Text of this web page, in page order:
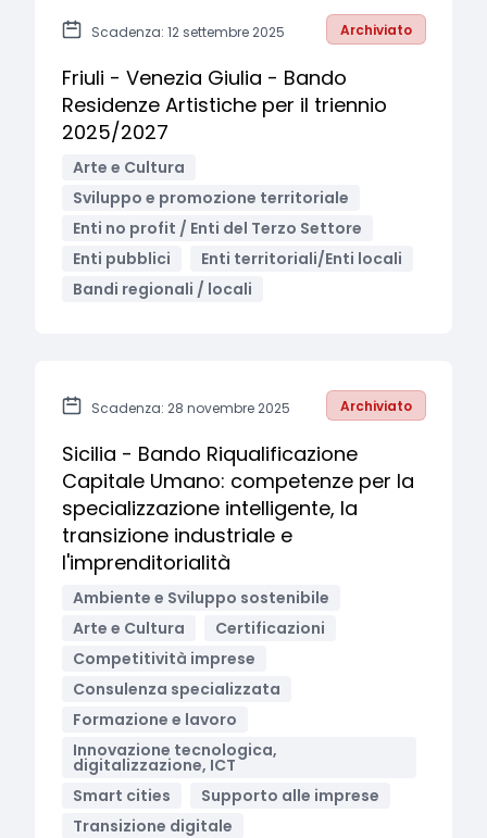
Scadenza: 12 settembre 2025 Archiviato
Friuli - Venezia Giulia - Bando
Residenze Artistiche per il triennio
2025/2027
Arte e Cultura
Sviluppo e promozione territoriale
Enti no profit / Enti del Terzo Settore
Enti pubblici
Enti territoriali/Enti locali
Bandi regionali / locali
Scadenza: 28 novembre 2025 Archiviato
Sicilia - Bando Riqualificazione
Capitale Umano: competenze per la
specializzazione intelligente, la
transizione industriale e
l'imprenditorialità
Ambiente e Sviluppo sostenibile
Arte e Cultura
Certificazioni
Competitività imprese
Consulenza specializzata
Formazione e lavoro
Innovazione tecnologica,
digitalizzazione, ICT
Smart cities
Supporto alle imprese
Transizione digitale